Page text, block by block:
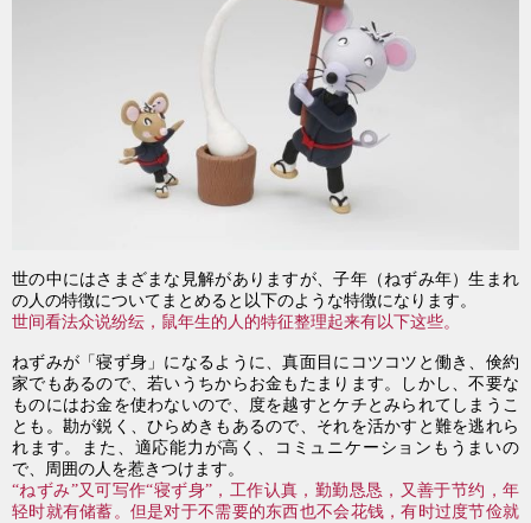
世の中にはさまざまな見解がありますが、子年（ねずみ年）生まれ
の人の特徴についてまとめると以下のような特徴になります。
世间看法众说纷纭，鼠年生的人的特征整理起来有以下这些。
ねずみが「寝ず身」になるように、真面目にコツコツと働き、倹約
家でもあるので、若いうちからお金もたまります。しかし、不要な
ものにはお金を使わないので、度を越すとケチとみられてしまうこ
とも。勘が鋭く、ひらめきもあるので、それを活かすと難を逃れら
れます。また、適応能力が高く、コミュニケーションもうまいの
で、周囲の人を惹きつけます。
“ねずみ”又可写作“寝ず身”，工作认真，勤勤恳恳，又善于节约，年
轻时就有储蓄。但是对于不需要的东西也不会花钱，有时过度节俭就